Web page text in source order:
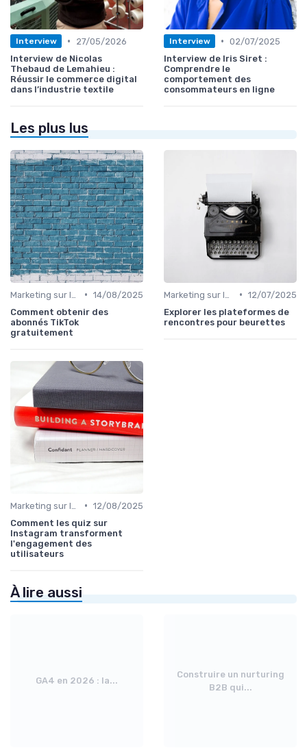
Interview •
27/05/2026
Interview de Nicolas
Thebaud de Lemahieu :
Réussir le commerce digital
dans l’industrie textile
Interview • 02/07/2025
Interview de Iris Siret :
Comprendre le
comportement des
consommateurs en ligne
Les plus lus
• 14/08/2025
Comment obtenir des
abonnés TikTok
gratuitement
• 12/07/2025
Explorer les plateformes de
rencontres pour beurettes
• 12/08/2025
Comment les quiz sur
Instagram transforment
l'engagement des
utilisateurs
À lire aussi
GA4 en 2026 : la...
Construire un nurturing
B2B qui...